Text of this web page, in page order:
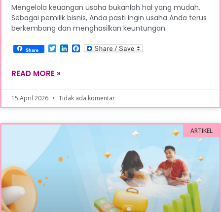
Mengelola keuangan usaha bukanlah hal yang mudah.
Sebagai pemilik bisnis, Anda pasti ingin usaha Anda terus
berkembang dan menghasilkan keuntungan.
Share TwitterLinkedIn
Facebook
READ MORE »
15 April 2026 Tidak ada komentar
ARTIKEL